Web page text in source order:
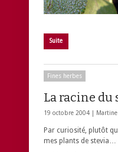
Suite
Fines herbes
La racine du
19 octobre 2004 |
Par curiosité, plutôt
mes plants de stevia…